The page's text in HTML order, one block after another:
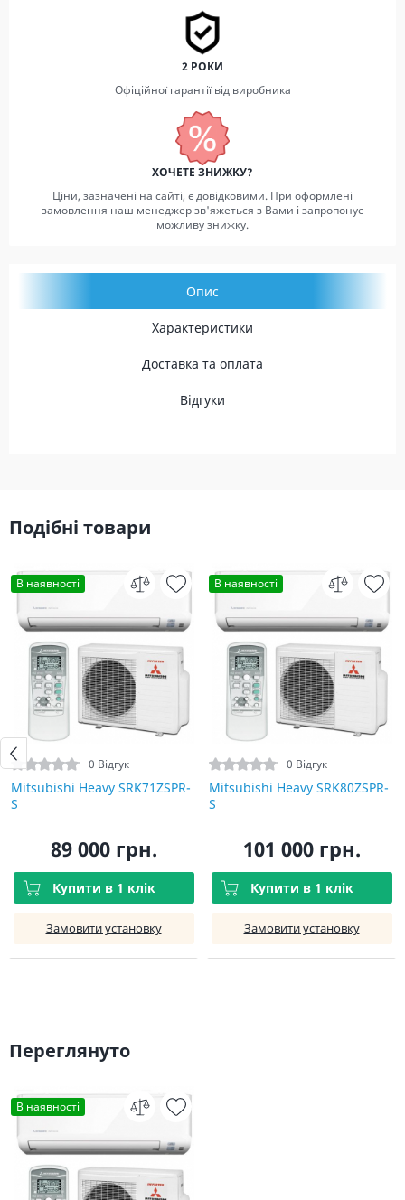
2 РОКИ
Офіційної гарантії від виробника
ХОЧЕТЕ ЗНИЖКУ?
Ціни, зазначені на сайті, є довідковими. При оформлені
замовлення наш менеджер зв'яжеться з Вами і запропонує
можливу знижку.
Опис
Характеристики
Доставка та оплата
Відгуки
Подібні товари
В наявності
0 Відгук
Mitsubishi Heavy SRK71ZSPR-
S
89 000 грн.
Купити в 1 клік
Замовити установку
В наявності
0 Відгук
Mitsubishi Heavy SRK80ZSPR-
S
101 000 грн.
Купити в 1 клік
Замовити установку
Переглянуто
В наявності